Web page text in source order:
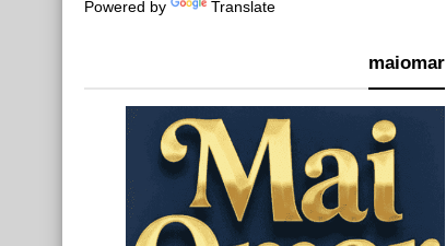
Powered by Translate
maiomar